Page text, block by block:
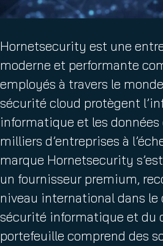
Hornetsecurity est une
moderne et performante
employés à travers le
sécurité cloud protègent
informatique et les données
milliers d’entreprises à
marque Hornetsecurity
un fournisseur premium,
niveau international dans le
sécurité informatique et du
portefeuille comprend des